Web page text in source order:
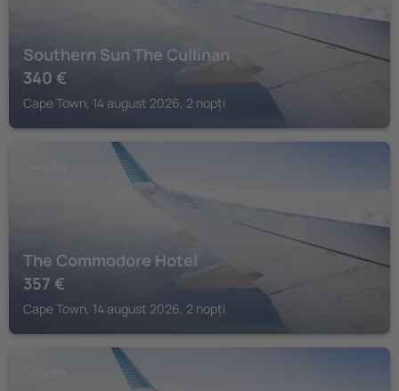
Southern Sun The Cullinan
340 €
Cape Town, 14 august 2026, 2 nopți
The Commodore Hotel
357 €
Cape Town, 14 august 2026, 2 nopți